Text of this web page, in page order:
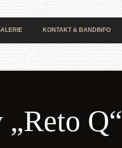
KONTAKT & BANDINFO
„Reto Q“